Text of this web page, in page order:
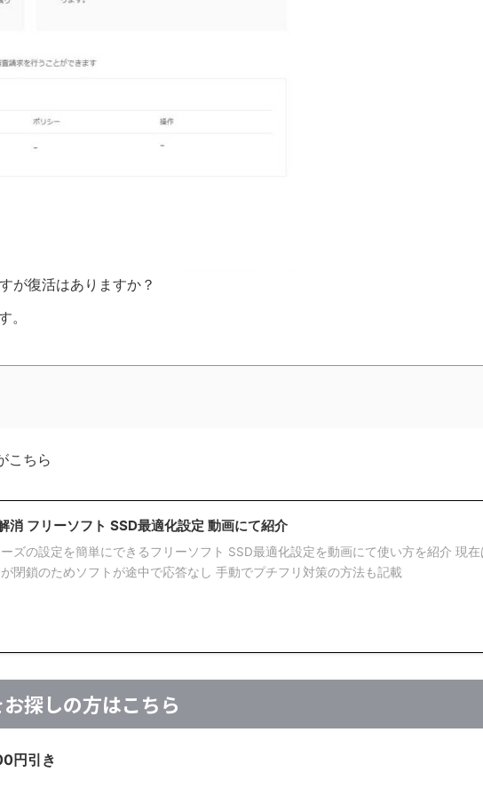
が復活はありますか？
。
こちら
消 フリーソフト SSD最適化設定 動画にて紹介
ズの設定を簡単にできるフリーソフト SSD最適化設定を動画にて使い方を紹介 現在
閉鎖のためソフトが途中で応答なし 手動でプチフリ対策の方法も記載
探しの方はこちら
円引き